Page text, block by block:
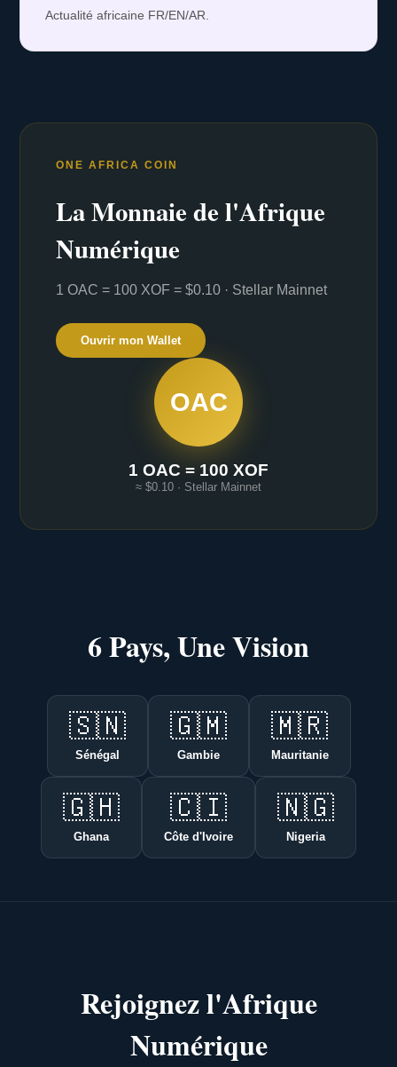
Actualité africaine FR/EN/AR.
ONE AFRICA COIN
La Monnaie de l'Afrique
Numérique
1 OAC = 100 XOF = $0.10 · Stellar Mainnet
Ouvrir mon Wallet
OAC
1 OAC = 100 XOF
≈ $0.10 · Stellar Mainnet
6 Pays, Une Vision
🇸🇳
Sénégal
🇬🇲
Gambie
🇲🇷
Mauritanie
🇬🇭
Ghana
🇨🇮
Côte d'Ivoire
🇳🇬
Nigeria
Rejoignez l'Afrique
Numérique